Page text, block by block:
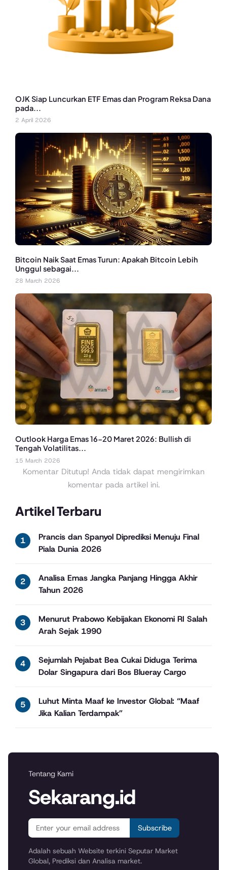
Artikel Terbaru
Prancis dan Spanyol Diprediksi Menuju Final
Piala Dunia 2026
Analisa Emas Jangka Panjang Hingga Akhir
Tahun 2026
Menurut Prabowo Kebijakan Ekonomi RI Salah
Arah Sejak 1990
Sejumlah Pejabat Bea Cukai Diduga Terima
Dolar Singapura dari Bos Blueray Cargo
Luhut Minta Maaf ke Investor Global: “Maaf
Jika Kalian Terdampak”
OJK Siap Luncurkan ETF Emas dan Program Reksa Dana
pada...
2 April 2026
Bitcoin Naik Saat Emas Turun: Apakah Bitcoin Lebih
Unggul sebagai...
28 March 2026
Outlook Harga Emas 16-20 Maret 2026: Bullish di
Tengah Volatilitas...
15 March 2026
Komentar Ditutup! Anda tidak dapat mengirimkan
komentar pada artikel ini.
Tentang Kami
Sekarang.id
Subscribe
Adalah sebuah Website terkini Seputar Market
Global, Prediksi dan Analisa market.